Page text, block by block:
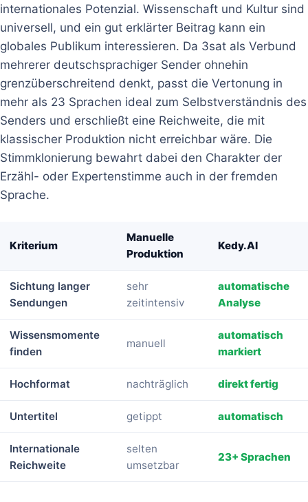
internationales Potenzial. Wissenschaft und Kultur sind
universell, und ein gut erklärter Beitrag kann ein
globales Publikum interessieren. Da 3sat als Verbund
mehrerer deutschsprachiger Sender ohnehin
grenzüberschreitend denkt, passt die Vertonung in
mehr als 23 Sprachen ideal zum Selbstverständnis des
Senders und erschließt eine Reichweite, die mit
klassischer Produktion nicht erreichbar wäre. Die
Stimmklonierung bewahrt dabei den Charakter der
Erzähl- oder Expertenstimme auch in der fremden
Sprache.
Kriterium
Manuelle
Produktion
Kedy.AI
Sichtung langer
Sendungen
sehr
zeitintensiv
automatische
Analyse
Wissensmomente
finden
manuell
automatisch
markiert
Hochformat nachträglich direkt fertig
Untertitel getippt automatisch
Internationale
Reichweite
selten
umsetzbar
23+ Sprachen